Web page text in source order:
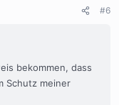
#6
bekommen, dass
Schutz meiner